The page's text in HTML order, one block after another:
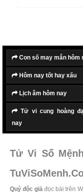
Con số may mắn hôm
Hôm nay tốt hay xấu
Lịch âm hôm nay
Tử vi cung hoàng
nay
Tử Vi Số
Quý độc giả đọc bài trên